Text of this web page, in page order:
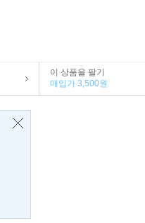
이 상품을 팔기
매입가 3,500원